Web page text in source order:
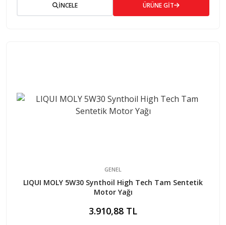
İNCELE ÜRÜNE GİT
GENEL
LIQUI MOLY 5W30 Synthoil High Tech Tam Sentetik
Motor Yağı
3.910,88 TL